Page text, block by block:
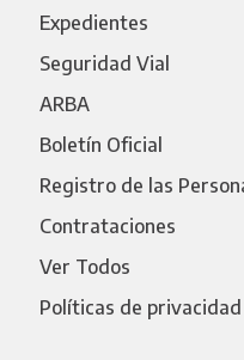
Expedientes
Seguridad Vial
ARBA
Boletín Oficial
Registro de las
Contrataciones
Ver Todos
Políticas de privacidad